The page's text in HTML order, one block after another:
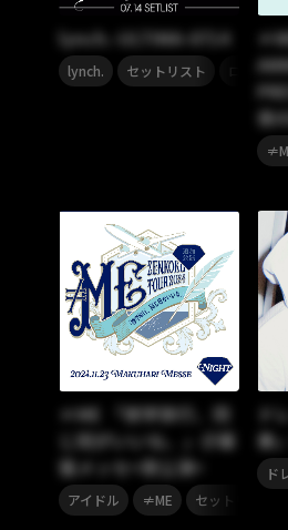
lynch.-ULTIMA-0714
lynch. セットリスト ロック
夜
≠ME 「修学旅行、同
じ班がいいな。」＠幕
張メッセ<夜公演>
アイドル ≠ME セットリスト
ド
奏
ド